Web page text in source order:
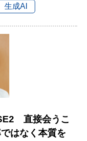
生成AI
直接会うこ
はなく本質を